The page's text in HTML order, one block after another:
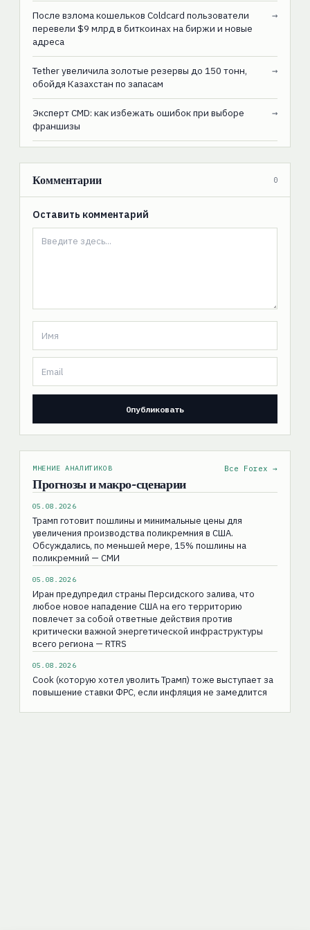
После взлома кошельков Coldcard пользователи
перевели $9 млрд в биткоинах на биржи и новые
адреса
→
Tether увеличила золотые резервы до 150 тонн,
обойдя Казахстан по запасам
→
Эксперт CMD: как избежать ошибок при выборе
франшизы
→
Комментарии 0
Оставить комментарий
МНЕНИЕ АНАЛИТИКОВ
Прогнозы и макро-сценарии
Все Forex →
05.08.2026
Трамп готовит пошлины и минимальные цены для
увеличения производства поликремния в США.
Обсуждались, по меньшей мере, 15% пошлины на
поликремний — СМИ
05.08.2026
Иран предупредил страны Персидского залива, что
любое новое нападение США на его территорию
повлечет за собой ответные действия против
критически важной энергетической инфраструктуры
всего региона — RTRS
05.08.2026
Cook (которую хотел уволить Трамп) тоже выступает за
повышение ставки ФРС, если инфляция не замедлится